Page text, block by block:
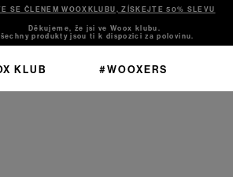
SE ČLENEM WOOXKLUBU, ZÍSKEJTE 50% SLEVU
Děkujeme, že jsi ve Woox klubu.
produkty jsou ti k dispozici za polovinu.
KLUB #WOOXERS